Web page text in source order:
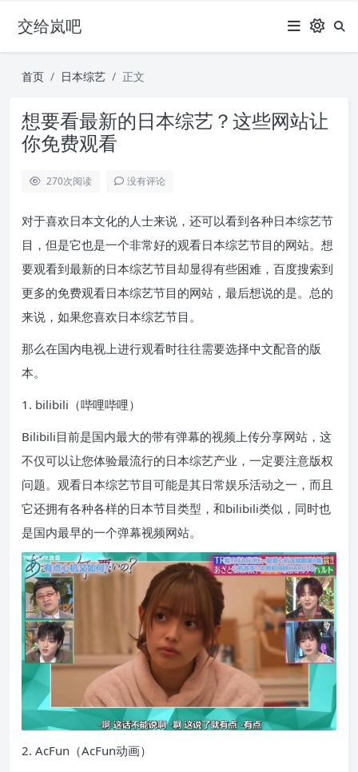
交给岚吧
首页 日本综艺 正文
想要看最新的日本综艺？这些网站让
你免费观看
270次阅读 没有评论
对于喜欢日本文化的人士来说，还可以看到各种日本综艺节
目，但是它也是一个非常好的观看日本综艺节目的网站。想
要观看到最新的日本综艺节目却显得有些困难，百度搜索到
更多的免费观看日本综艺节目的网站，最后想说的是。总的
来说，如果您喜欢日本综艺节目。
那么在国内电视上进行观看时往往需要选择中文配音的版
本。
1. bilibili（哔哩哔哩）
Bilibili目前是国内最大的带有弹幕的视频上传分享网站，这
不仅可以让您体验最流行的日本综艺产业，一定要注意版权
问题。观看日本综艺节目可能是其日常娱乐活动之一，而且
它还拥有各种各样的日本节目类型，和bilibili类似，同时也
是国内最早的一个弹幕视频网站。
2. AcFun（AcFun动画）